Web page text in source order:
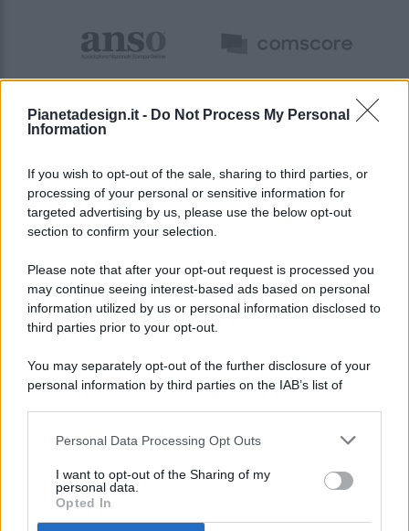
Pianetadesign.it - Do Not Process My Personal
Information
If you wish to opt-out of the sale, sharing to third parties, or
processing of your personal or sensitive information for
targeted advertising by us, please use the below opt-out
section to confirm your selection.
Please note that after your opt-out request is processed you
may continue seeing interest-based ads based on personal
information utilized by us or personal information disclosed to
third parties prior to your opt-out.
You may separately opt-out of the further disclosure of your
personal information by third parties on the IAB’s list of
This information may also be disclosed by us to third parties
disclose it to other third parties.
Personal Data Processing Opt Outs
I want to opt-out of the Sharing of my
personal data.
Opted In
© 2026 - Pianeta Design - P.IVA 04827280654 - Testata
Registrata Al Tribunale Di Nocera Inferiore N. 8/2020 - RG N.
ISCRIZIONE AL ROC N. 35792 – ISCRITTA ALL’ANSO
(ASSOCIAZIONE NAZIONALE STAMPA ONLINE)
PREFERENZE PRIVACY